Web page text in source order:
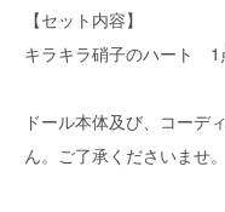
【セット内容】
キラキラ硝子のハート 1
ドール本体及び、コーデ
ん。ご了承くださいませ。